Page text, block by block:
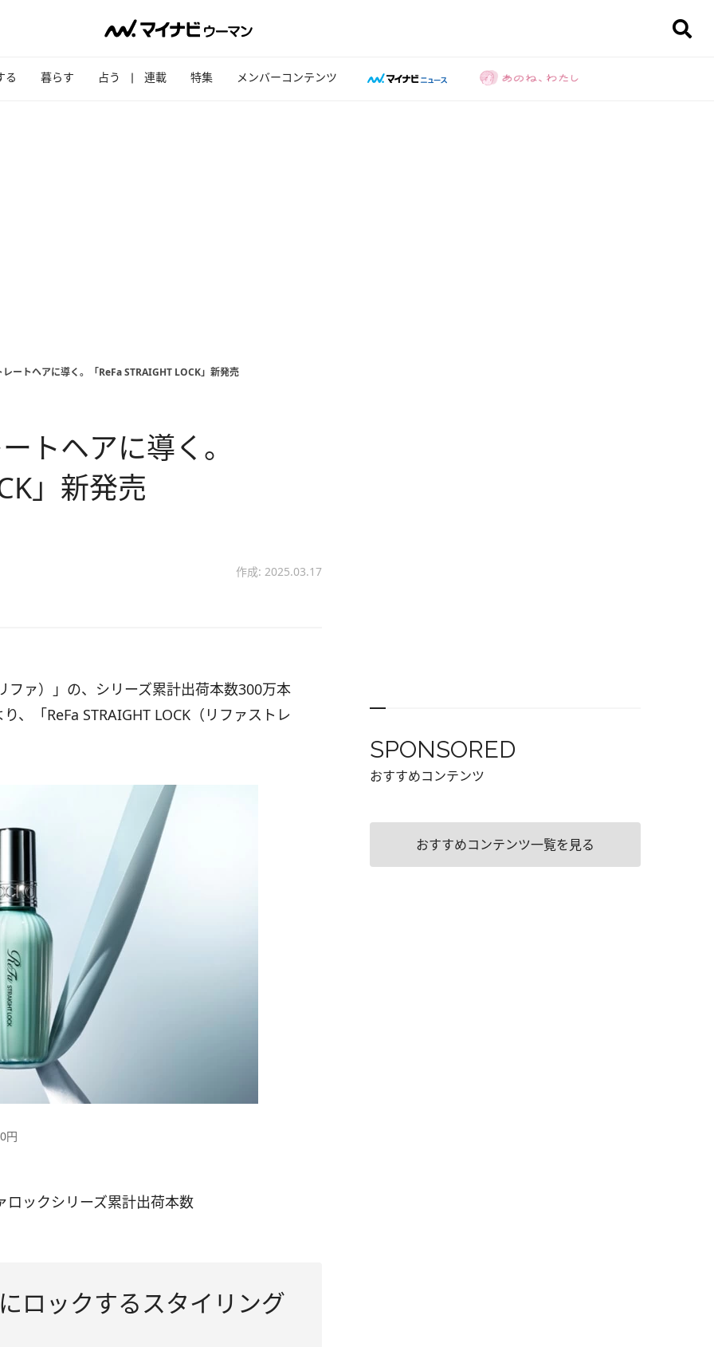
る 暮らす 占う 連載 特集 メンバーコンテンツ
ートヘアに導く。「ReFa STRAIGHT LOCK」新発売
トヘアに導く。
」新発売
作成: 2025.03.17
ファ）」の、シリーズ累計出荷本数300万本
、「ReFa STRAIGHT LOCK（リファストレ
円
ックシリーズ累計出荷本数
ロックするスタイリング
SPONSORED
おすすめコンテンツ
おすすめコンテンツ一覧を見る